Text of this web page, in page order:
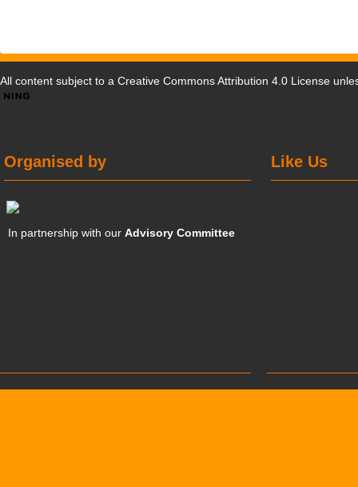
All content subject to a Creative Commons Attribution 4.0 License
Like Us
Organised by
In partnership with ourAdvisory Committee